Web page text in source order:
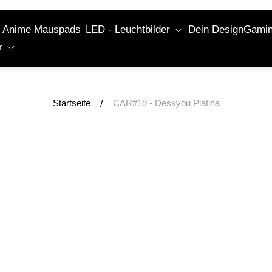
Anime Mauspads LED - Leuchtbilder Dein Design
Startseite / CAR#19 - Deskyou Platina